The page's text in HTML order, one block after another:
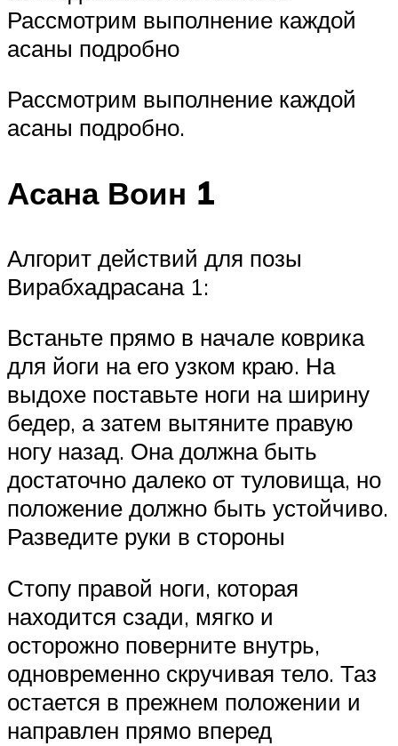
Рассмотрим выполнение каждой
асаны подробно
Рассмотрим выполнение каждой
асаны подробно.
Асана Воин 1
Алгорит действий для позы
Вирабхадрасана 1:
Встаньте прямо в начале коврика
для йоги на его узком краю. На
выдохе поставьте ноги на ширину
бедер, а затем вытяните правую
ногу назад. Она должна быть
достаточно далеко от туловища, но
положение должно быть устойчиво.
Разведите руки в стороны
Стопу правой ноги, которая
находится сзади, мягко и
осторожно поверните внутрь,
одновременно скручивая тело. Таз
остается в прежнем положении и
направлен прямо вперед